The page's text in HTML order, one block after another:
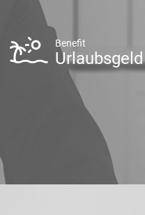
Benefit
Urlaubsgeld